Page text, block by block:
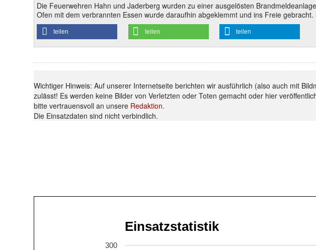
Die Feuerwehren Hahn und Jaderberg wurden zu einer ausgelösten
Ofen mit dem verbrannten Essen wurde daraufhin abgeklemmt und ins Freie
teilen teilen teilen
Wichtiger Hinweis: Auf unserer Internetseite berichten wir ausführlich (also auch mit
zulässt! Es werden keine Bilder von Verletzten oder Toten gemacht oder hier
bitte vertrauensvoll an unsere Redaktion.
Die Einsatzdaten sind nicht verbindlich.
Einsatzstatistik
300